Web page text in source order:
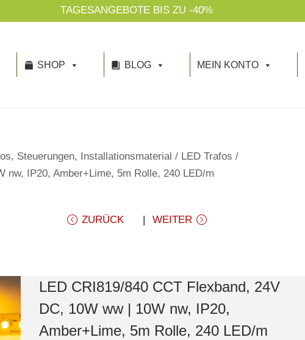
SHOP BLOG MEIN KONTO
Steuerungen, Installationsmaterial / LED Trafos /
nw, IP20, Amber+Lime, 5m Rolle, 240 LED/m
ZURÜCK WEITER
LED CRI819/840 CCT Flexband, 24V
DC, 10W ww | 10W nw, IP20,
Amber+Lime, 5m Rolle, 240 LED/m